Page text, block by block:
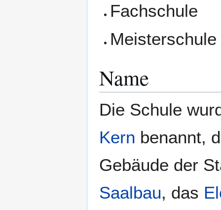
Fachschule
Name
Die Schule
Kern benannt,
Gebäude der
Saalbau, das